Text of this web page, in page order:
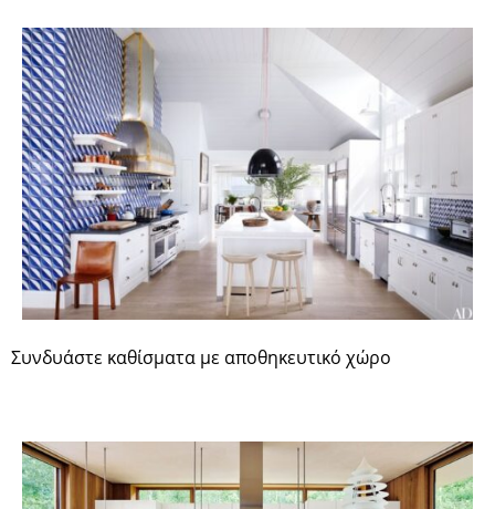
Συνδυάστε καθίσματα με αποθηκευτικό χώρο